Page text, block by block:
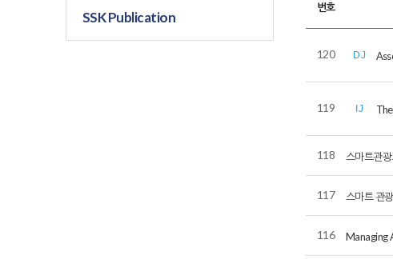
SSK Publication
번호
120 DJ
119 IJ
118 스마트관
117 스마트 관
116 Managing